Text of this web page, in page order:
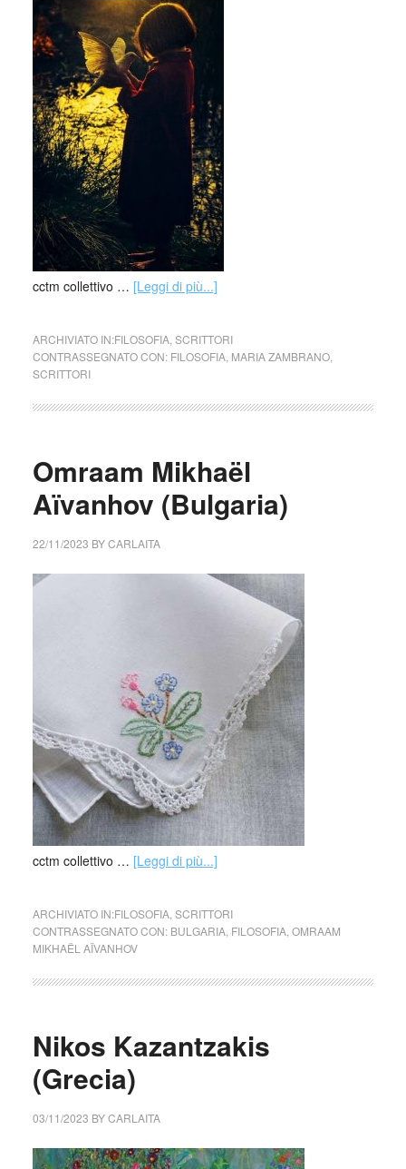
cctm collettivo … [Leggi di più...]
ARCHIVIATO IN:FILOSOFIA, SCRITTORI
CONTRASSEGNATO CON: FILOSOFIA, MARIA ZAMBRANO,
SCRITTORI
Omraam Mikhaël
Aïvanhov (Bulgaria)
22/11/2023 BYCARLAITA
cctm collettivo … [Leggi di più...]
ARCHIVIATO IN:FILOSOFIA, SCRITTORI
CONTRASSEGNATO CON: BULGARIA, FILOSOFIA, OMRAAM
MIKHAËL AÏVANHOV
Nikos Kazantzakis
(Grecia)
03/11/2023 BYCARLAITA